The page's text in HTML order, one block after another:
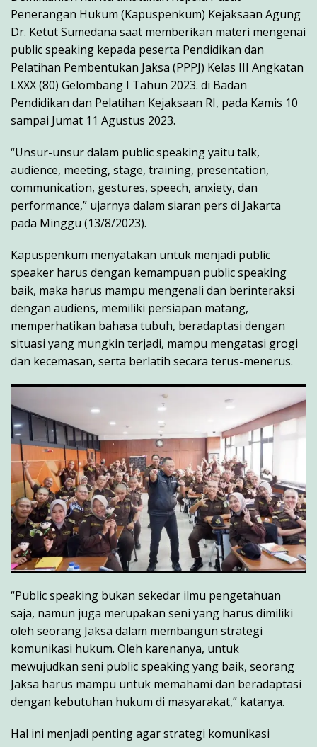
Penerangan Hukum (Kapuspenkum) Kejaksaan Agung
Dr. Ketut Sumedana saat memberikan materi mengenai
public speaking kepada peserta Pendidikan dan
Pelatihan Pembentukan Jaksa (PPPJ) Kelas III Angkatan
LXXX (80) Gelombang I Tahun 2023. di Badan
Pendidikan dan Pelatihan Kejaksaan RI, pada Kamis 10
sampai Jumat 11 Agustus 2023.
“Unsur-unsur dalam public speaking yaitu talk,
audience, meeting, stage, training, presentation,
communication, gestures, speech, anxiety, dan
performance,” ujarnya dalam siaran pers di Jakarta
pada Minggu (13/8/2023).
Kapuspenkum menyatakan untuk menjadi public
speaker harus dengan kemampuan public speaking
baik, maka harus mampu mengenali dan berinteraksi
dengan audiens, memiliki persiapan matang,
memperhatikan bahasa tubuh, beradaptasi dengan
situasi yang mungkin terjadi, mampu mengatasi grogi
dan kecemasan, serta berlatih secara terus-menerus.
“Public speaking bukan sekedar ilmu pengetahuan
saja, namun juga merupakan seni yang harus dimiliki
oleh seorang Jaksa dalam membangun strategi
komunikasi hukum. Oleh karenanya, untuk
mewujudkan seni public speaking yang baik, seorang
Jaksa harus mampu untuk memahami dan beradaptasi
dengan kebutuhan hukum di masyarakat,” katanya.
Hal ini menjadi penting agar strategi komunikasi